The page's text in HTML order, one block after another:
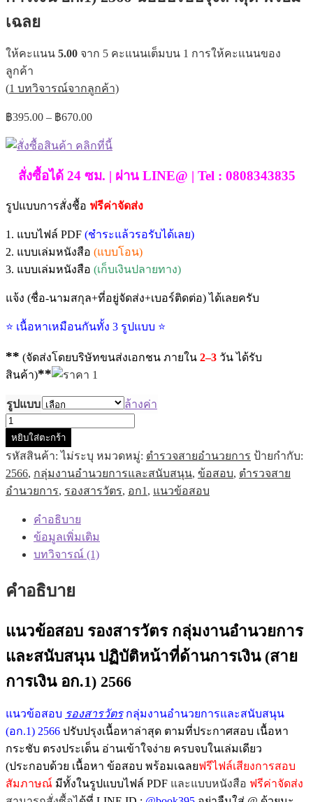
เฉลย
ให้คะแนน 5.00 จาก 5 คะแนนเต็มบน 1 การให้คะแนนของ
ลูกค้า
(1 บทวิจารณ์จากลูกค้า)
฿395.00 – ฿670.00Price
฿395.00
฿670.00
สั่งซื้อได้ 24 ซม. | ผ่าน LINE@ | Tel : 0808343835
รูปแบบการสั่งชื้อ ฟรีค่าจัดส่ง
1. แบบไฟล์ PDF (ชำระแล้วรอรับได้เลย)
2. แบบเล่มหนังสือ (แบบโอน)
3. แบบเล่มหนังสือ (เก็บเงินปลายทาง)
แจ้ง (ชื่อ-นามสกุล+ที่อยู่จัดส่ง+เบอร์ติดต่อ) ได้เลยครับ
⭐ เนื้อหาเหมือนกันทั้ง 3 รูปแบบ ⭐
** (จัดส่งโดยบริษัทขนส่งเอกชน ภายใน 2–3 วัน ได้รับ
สินค้า)**
รูปแบบ
ล้างค่า
จำนวน
แนว
ข้อสอบ
รอง
สารวัตร
อำนวย
สนับสนุน
หน้าที่
เงิน
การ
เงิน
อก.1)
2566
ฉบับ
หยิบใส่ตะกร้า
รหัสสินค้า:ไม่ระบุ หมวดหมู่: ตำรวจสายอำนวยการ ป้ายกำกับ:
2566, กลุ่มงานอำนวยการและสนับสนุน, ข้อสอบ, ตำรวจสาย
อำนวยการ, รองสารวัตร, อก1 , แนวข้อสอบ
คำอธิบาย
ข้อมูลเพิ่มเติม
บทวิจารณ์ (1)
คำอธิบาย
แนวข้อสอบ รองสารวัตร กลุ่มงานอำนวยการ
และสนับสนุน ปฏิบัติหน้าที่ด้านการเงิน (สาย
การเงิน อก.1) 2566
แนวข้อสอบ รองสารวัตรกลุ่มงานอำนวยการและสนับสนุน
(อก.1) 2566 ปรับปรุงเนื้อหาล่าสุด ตามที่ประกาศสอบ เนื้อหา
กระชับ ตรงประเด็น อ่านเข้าใจง่าย ครบจบในเล่มเดียว
(ประกอบด้วย เนื้อหา ข้อสอบ พร้อมเฉลยฟรีไฟล์เสียงการสอบ
สัมภาษณ์ มีทั้งในรูปแบบไฟล์ PDF และแบบหนังสือ ฟรีค่าจัดส่ง